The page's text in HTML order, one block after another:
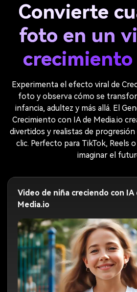
Convierte
foto en un
crecimiento
Experimenta el efecto viral de
foto y observa cómo se
infancia, adultez y más allá. El
Crecimiento con IA de Media.io
divertidos y realistas de
clic. Perfecto para TikTok, Reels
imaginar el
Video de niña creciendo con IA
Media.io